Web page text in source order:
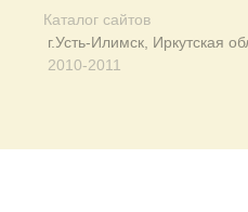
Каталог сайтов
г.Усть-Илимск, Иркутская
2010-2011